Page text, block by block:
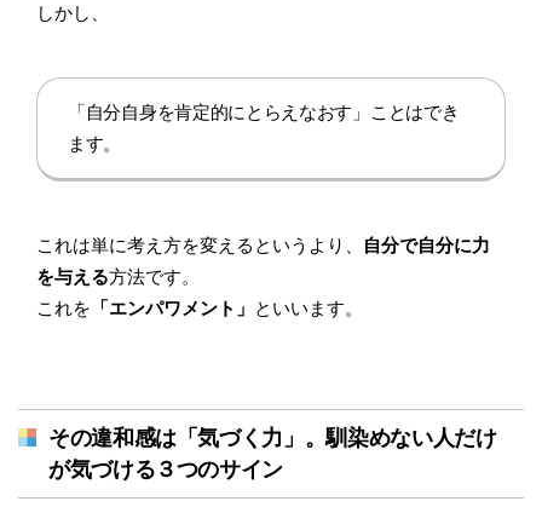
しかし、
「自分自身を肯定的にとらえなおす」ことはでき
ます。
これは単に考え方を変えるというより、
自分で自分に力
を与える方法です。
これを 「エンパワメント」 といいます。
その違和感は「気づく力」。馴染めない人だけ
が気づける３つのサイン